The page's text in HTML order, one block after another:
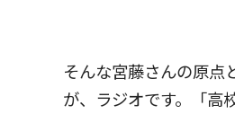
そんな宮藤さんの原点
が、ラジオです。「高